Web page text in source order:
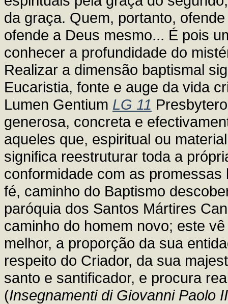
da graça. Quem, portanto,
ofende a Deus mesmo... É pois
conhecer a profundidade do
Realizar a dimensão baptismal
Eucaristia, fonte e auge da vida
Lumen Gentium LG 11
generosa, concreta e
aqueles que, espiritual ou
significa reestruturar toda a
conformidade com as
fé, caminho do Baptismo
paróquia dos Santos Mártires
caminho do homem novo; este
melhor, a proporção da sua
respeito do Criador, da sua
santo e santificador, e procura
(Insegnamenti di Giovanni Paolo II